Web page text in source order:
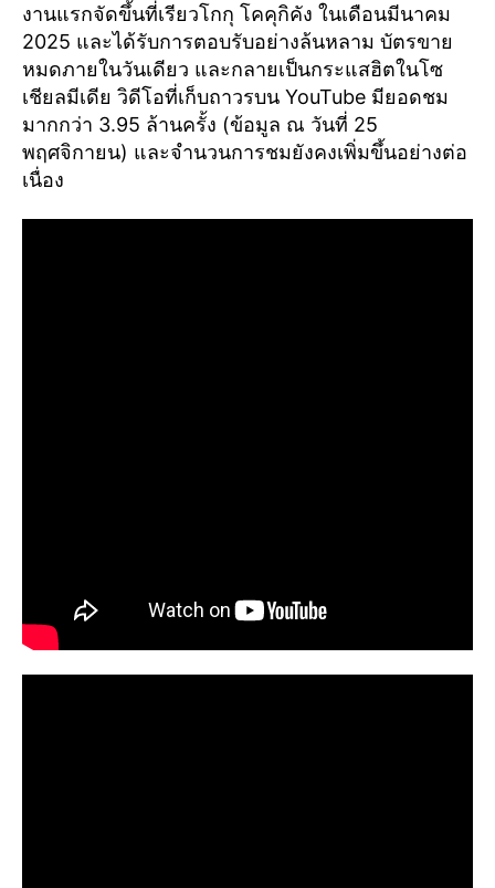
งานแรกจัดขึ้นที่เรียวโกกุ โคคุกิคัง ในเดือนมีนาคม
2025 และได้รับการตอบรับอย่างล้นหลาม บัตรขาย
หมดภายในวันเดียว และกลายเป็นกระแสฮิตในโซ
เชียลมีเดีย วิดีโอที่เก็บถาวรบน YouTube มียอดชม
มากกว่า 3.95 ล้านครั้ง (ข้อมูล ณ วันที่ 25
พฤศจิกายน) และจำนวนการชมยังคงเพิ่มขึ้นอย่างต่อ
เนื่อง